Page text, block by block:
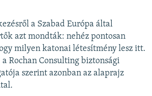
a Szabad Európa által
azt mondták: nehéz pontosan
milyen katonai létesítmény lesz itt.
Rochan Consulting biztonsági
szerint azonban az alaprajz